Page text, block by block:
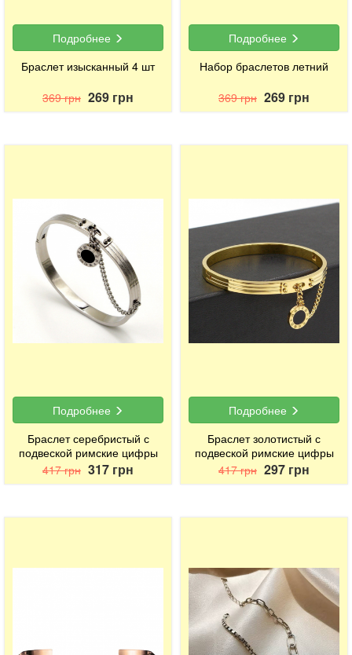
Подробнее
Браслет изысканный 4 шт
369 грн 269 грн
Подробнее
Набор браслетов летний
369 грн 269 грн
Подробнее
Браслет серебристый с
подвеской римские цифры
417 грн 317 грн
Подробнее
Браслет золотистый с
подвеской римские цифры
417 грн 297 грн